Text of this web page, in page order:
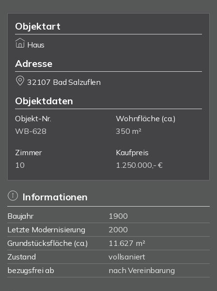
Objektart
Haus
Adresse
32107 Bad Salzuflen
Objektdaten
Objekt-Nr.
WB-628
Wohnfläche (ca.)
350 m²
Zimmer
10
Kaufpreis
1.250.000,- €
Informationen
Baujahr
1900
Letzte Modernisierung
2000
Grundstücksfläche (ca.)
11.627 m²
Zustand
vollsaniert
bezugsfrei ab
nach Vereinbarung